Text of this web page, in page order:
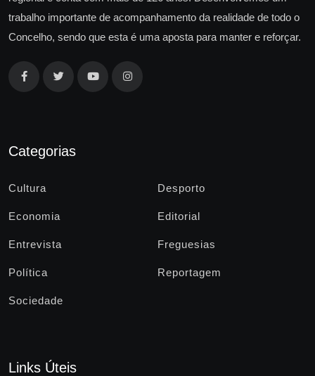
trabalho importante de acompanhamento da realidade de todo o
Concelho, sendo que esta é uma aposta para manter e reforçar.
Categorias
Cultura Desporto
Economia Editorial
Entrevista Freguesias
Política Reportagem
Sociedade
Links Úteis